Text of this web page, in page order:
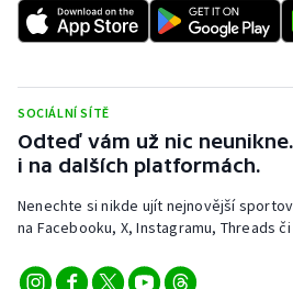
SOCIÁLNÍ SÍTĚ
Odteď vám už nic
i na dalších platformách.
Nenechte si nikde ujít nejnovější
na Facebooku, X, Instagramu, Threads